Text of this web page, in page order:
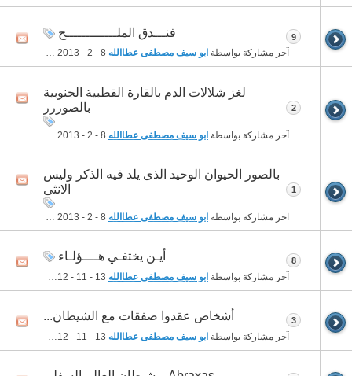
فنـــدق الملـــــــــــــح
آخر مشاركة بواسطة ابو سيف مصطفى عطاالله 04:21 PM
9
لغز شلالات الدم بالقارة القطبية الجنوبية
بالصوررر
آخر مشاركة بواسطة ابو سيف مصطفى عطاالله
2
بالصور الحيوان الوحيد الذى يلد فيه الذكر وليس
الانثى
آخر مشاركة بواسطة ابو سيف مصطفى عطاالله
1
أيـن يختفـي هــــؤلـاء
آخر مشاركة بواسطة ابو سيف مصطفى عطاالله
8
أشخاص عقدوا صفقات مع الشيطان...
آخر مشاركة بواسطة ابو سيف مصطفى عطاالله
3